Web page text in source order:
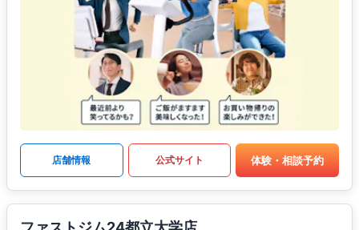
店舗情報 公式サイト 体験・相談予約